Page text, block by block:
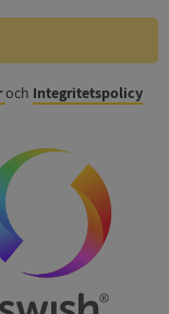
och Integritetspolicy